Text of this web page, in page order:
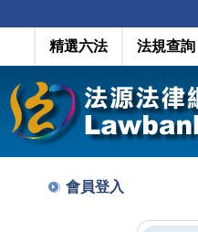
精選六法 法規查詢
會員登入